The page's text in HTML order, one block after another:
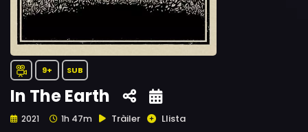
9+ SUB
In The Earth
2021 1h 47m Tràiler Llista